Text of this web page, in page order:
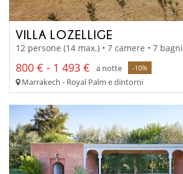
VILLA LOZELLIGE
12 persone (14 max.) • 7 camere • 7 bagni
800 € - 1 493 € a notte -10%
Marrakech - Royal Palm e dintorni